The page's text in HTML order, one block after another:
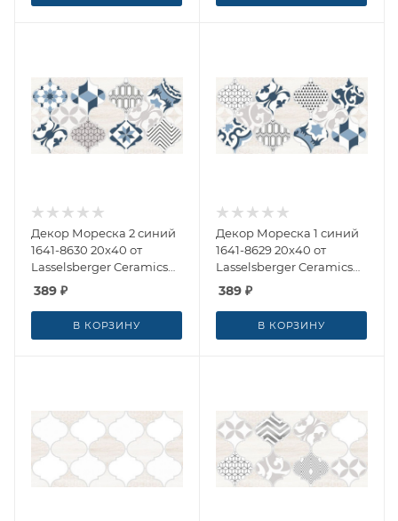
Декор Мореска 2 синий
1641-8630 20x40 от
Lasselsberger Ceramics
(Россия)
389 ₽
В КОРЗИНУ
Декор Мореска 1 синий
1641-8629 20x40 от
Lasselsberger Ceramics
(Россия)
389 ₽
В КОРЗИНУ